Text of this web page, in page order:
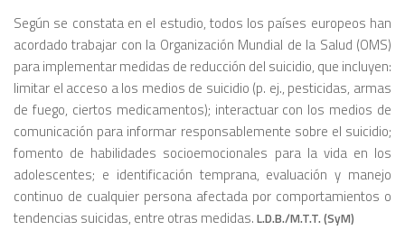
Según se constata en el estudio, todos los países europeos han
acordado trabajar con la Organización Mundial de la Salud (OMS)
para implementar medidas de reducción del suicidio, que incluyen:
limitar el acceso a los medios de suicidio (p. ej., pesticidas, armas
de fuego, ciertos medicamentos); interactuar con los medios de
comunicación para informar responsablemente sobre el suicidio;
fomento de habilidades socioemocionales para la vida en los
adolescentes; e identificación temprana, evaluación y manejo
continuo de cualquier persona afectada por comportamientos o
tendencias suicidas, entre otras medidas. L.D.B./M.T.T. (SyM)